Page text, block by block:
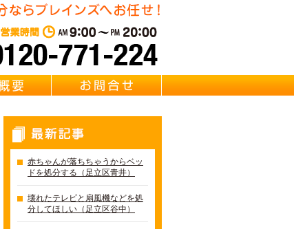
会社概要
赤ちゃんが落ちちゃうからベッ
ドを処分する（足立区青井）
壊れたテレビと扇風機などを処
分してほしい（足立区谷中）